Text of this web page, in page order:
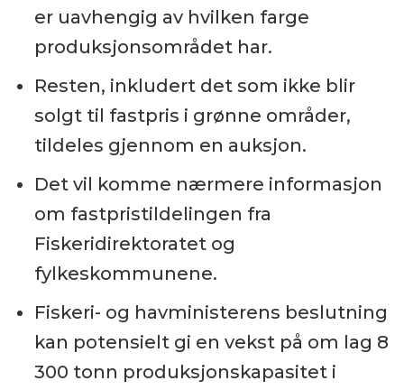
er uavhengig av hvilken farge
produksjonsområdet har.
Resten, inkludert det som ikke blir
solgt til fastpris i grønne områder,
tildeles gjennom en auksjon.
Det vil komme nærmere informasjon
om fastpristildelingen fra
Fiskeridirektoratet og
fylkeskommunene.
Fiskeri- og havministerens beslutning
kan potensielt gi en vekst på om lag 8
300 tonn produksjonskapasitet i